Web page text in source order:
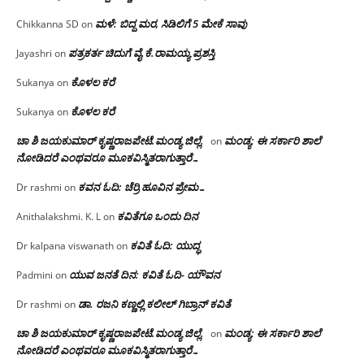
Chikkanna SD on ಮಳೆ: ಬಿದ್ದ ಮರ, ಸಿಡಿಲಿಗೆ 5 ಮೇಕೆ ಸಾವು
Jayashri on ಪತ್ರಕರ್ತ ಚಿದುಗೆ ವೈ.ಕೆ.ರಾಮಯ್ಯ ಪ್ರಶಸ್ತಿ
Sukanya on ಕೊಳಲ ಕರೆ
Sukanya on ಕೊಳಲ ಕರೆ
ಚಾ ಶಿ ಜಯಕುಮಾರ್ ಕೃಷ್ಣರಾಜಪೇಟೆ.ಮಂಡ್ಯ ಜಿಲ್ಲೆ. on ಮಂಡ್ಯ: ಈ ಸರ್ಕಾರಿ ಶಾಲೆ
ನೋಡಿದರೆ ಎಂಥವರೂ ಮೂಕವಿಸ್ಮಿತರಾಗುತ್ತಾರೆ…
Dr rashmi on ಕವನ ಓದಿ: ಚೆರ್ರಿ ಹೂವಿನ ಪ್ರೇಮ…
Anithalakshmi. K. Lon ಕವಿತೆಗೂ ಒಂದು ದಿನ
Dr kalpana viswanathon ಕವಿತೆ ಓದಿ: ಯುದ್ಧ
Padmini on ಯುವ ಜನತೆ ದಿನ: ಕವಿತೆ ಓದಿ- ಯೌವನ
Dr rashmi on ಡಾ. ರಜನಿ‌ ಕಣ್ಣಲ್ಲಿ ಕಲೀಲ್ ಗಿಬ್ರಾನ್ ಕವಿತೆ
ಚಾ ಶಿ ಜಯಕುಮಾರ್ ಕೃಷ್ಣರಾಜಪೇಟೆ.ಮಂಡ್ಯ ಜಿಲ್ಲೆ. on ಮಂಡ್ಯ: ಈ ಸರ್ಕಾರಿ ಶಾಲೆ
ನೋಡಿದರೆ ಎಂಥವರೂ ಮೂಕವಿಸ್ಮಿತರಾಗುತ್ತಾರೆ…